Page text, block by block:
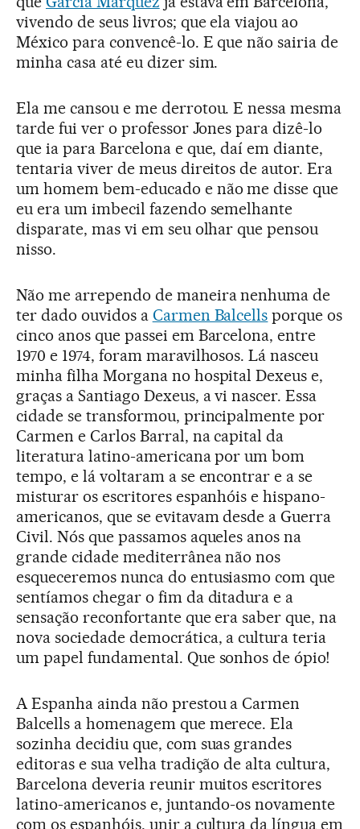
vivendo de seus livros; que ela viajou ao
México para convencê-lo. E que não sairia de
minha casa até eu dizer sim.
Ela me cansou e me derrotou. E nessa mesma
tarde fui ver o professor Jones para dizê-lo
que ia para Barcelona e que, daí em diante,
tentaria viver de meus direitos de autor. Era
um homem bem-educado e não me disse que
eu era um imbecil fazendo semelhante
disparate, mas vi em seu olhar que pensou
nisso.
Não me arrependo de maneira nenhuma de
ter dado ouvidos a Carmen Balcells porque os
cinco anos que passei em Barcelona, entre
1970 e 1974, foram maravilhosos. Lá nasceu
minha filha Morgana no hospital Dexeus e,
graças a Santiago Dexeus, a vi nascer. Essa
cidade se transformou, principalmente por
Carmen e Carlos Barral, na capital da
literatura latino-americana por um bom
tempo, e lá voltaram a se encontrar e a se
misturar os escritores espanhóis e hispano-
americanos, que se evitavam desde a Guerra
Civil. Nós que passamos aqueles anos na
grande cidade mediterrânea não nos
esqueceremos nunca do entusiasmo com que
sentíamos chegar o fim da ditadura e a
sensação reconfortante que era saber que, na
nova sociedade democrática, a cultura teria
um papel fundamental. Que sonhos de ópio!
A Espanha ainda não prestou a Carmen
Balcells a homenagem que merece. Ela
sozinha decidiu que, com suas grandes
editoras e sua velha tradição de alta cultura,
Barcelona deveria reunir muitos escritores
latino-americanos e, juntando-os novamente
com os espanhóis, unir a cultura da língua em